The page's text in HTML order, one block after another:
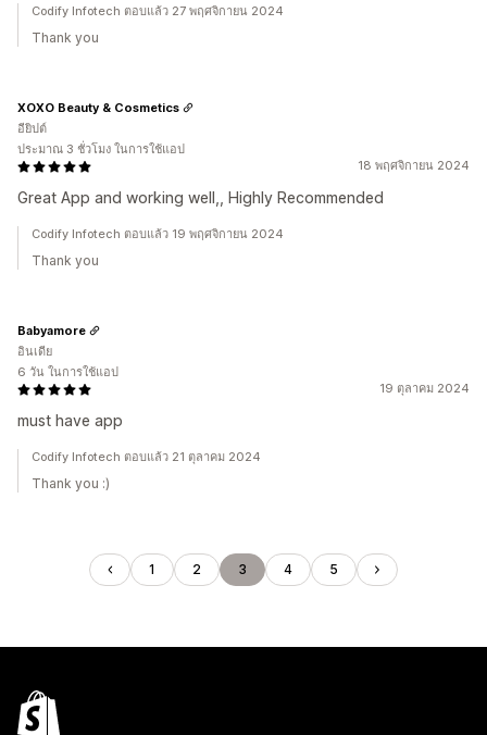
Codify Infotech ตอบแล้ว 27 พฤศจิกายน 2024
Thank you
18 พฤศจิกายน 2024
Great App and working well,, Highly Recommended
XOXO Beauty & Cosmetics
อียิปต์
ประมาณ 3 ชั่วโมง ในการใช้แอป
Codify Infotech ตอบแล้ว 19 พฤศจิกายน 2024
Thank you
19 ตุลาคม 2024
must have app
Babyamore
อินเดีย
6 วัน ในการใช้แอป
Codify Infotech ตอบแล้ว 21 ตุลาคม 2024
Thank you :)
1 2 3 4 5